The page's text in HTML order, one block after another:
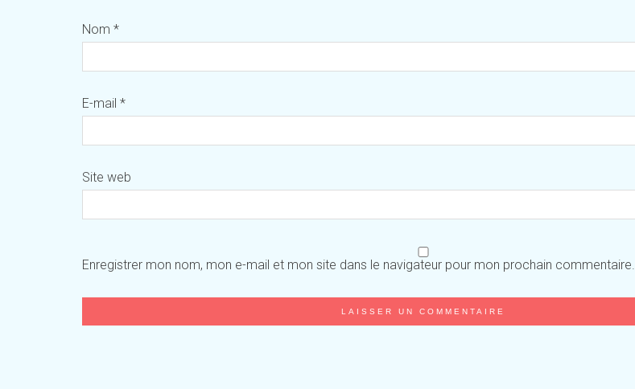
Nom *
E-mail *
Site web
Enregistrer mon nom, mon e-mail et mon site dans le navigateur pour mon prochain commentaire.